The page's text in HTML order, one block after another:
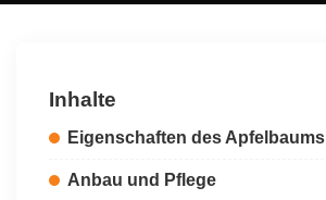
Inhalte
Eigenschaften des Apfelbaums
Anbau und Pflege